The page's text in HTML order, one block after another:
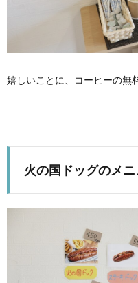
嬉しいことに、コーヒーの無
火の国ドッグのメ